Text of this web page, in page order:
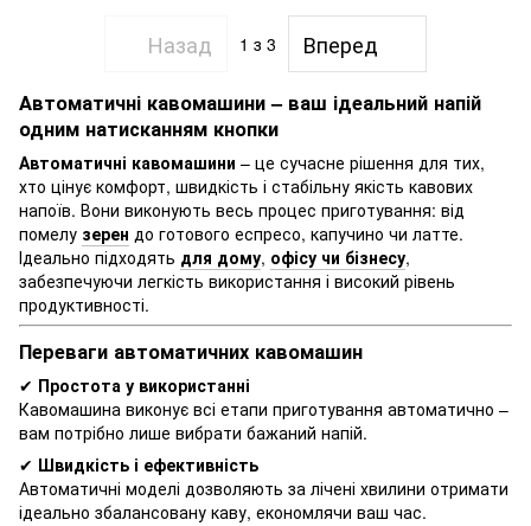
Назад 1 з 3 Вперед
Автоматичні кавомашини – ваш ідеальний напій
одним натисканням кнопки
Автоматичні кавомашини – це сучасне рішення для тих,
хто цінує комфорт, швидкість і стабільну якість кавових
напоїв. Вони виконують весь процес приготування: від
помелу зерен до готового еспресо, капучино чи латте.
Ідеально підходять для дому, офісу чи бізнесу,
забезпечуючи легкість використання і високий рівень
продуктивності.
Переваги автоматичних кавомашин
✔ Простота у використанні
Кавомашина виконує всі етапи приготування автоматично –
вам потрібно лише вибрати бажаний напій.
✔ Швидкість і ефективність
Автоматичні моделі дозволяють за лічені хвилини отримати
ідеально збалансовану каву, економлячи ваш час.